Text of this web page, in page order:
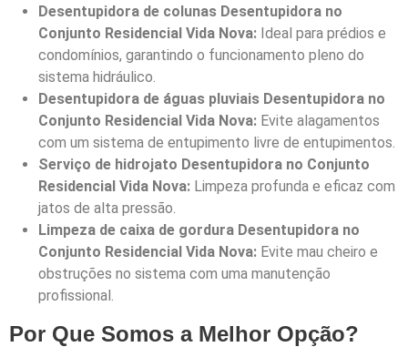
Desentupidora de colunas Desentupidora no
Conjunto Residencial Vida Nova: Ideal para prédios e
condomínios, garantindo o funcionamento pleno do
sistema hidráulico.
Desentupidora de águas pluviais Desentupidora no
Conjunto Residencial Vida Nova: Evite alagamentos
com um sistema de entupimento livre de entupimentos.
Serviço de hidrojato Desentupidora no Conjunto
Residencial Vida Nova: Limpeza profunda e eficaz com
jatos de alta pressão.
Limpeza de caixa de gordura Desentupidora no
Conjunto Residencial Vida Nova: Evite mau cheiro e
obstruções no sistema com uma manutenção
profissional.
Por Que Somos a Melhor Opção?